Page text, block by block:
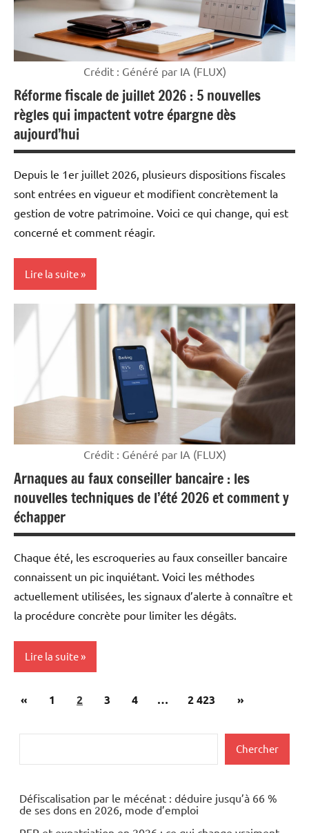
Crédit : Généré par IA (FLUX)
Réforme fiscale de juillet 2026 : 5 nouvelles
règles qui impactent votre épargne dès
aujourd’hui
Depuis le 1er juillet 2026, plusieurs dispositions fiscales
sont entrées en vigueur et modifient concrètement la
gestion de votre patrimoine. Voici ce qui change, qui est
concerné et comment réagir.
Lire la suite
Mon
argent
Crédit : Généré par IA (FLUX)
Arnaques au faux conseiller bancaire : les
nouvelles techniques de l’été 2026 et comment y
échapper
Chaque été, les escroqueries au faux conseiller bancaire
connaissent un pic inquiétant. Voici les méthodes
actuellement utilisées, les signaux d’alerte à connaître et
la procédure concrète pour limiter les dégâts.
Lire la suite
Mon
Pagination
publications
«Publications
1 2 3 4 … 2 423
Articles
»
Chercher
Défiscalisation par le mécénat : déduire jusqu’à 66 %
de ses dons en 2026, mode d’emploi